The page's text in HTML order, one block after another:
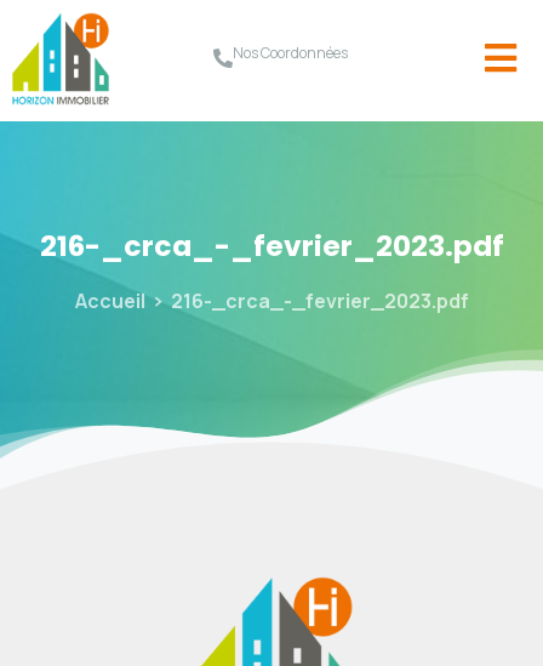
Nos Coordonnées
216-_crca_-_fevrier_2023.pdf
Accueil 216-_crca_-_fevrier_2023.pdf